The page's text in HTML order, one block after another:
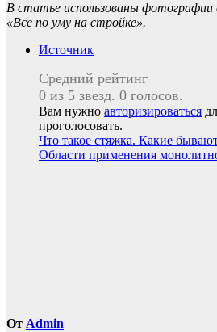
В статье использованы фотографии
«Все по уму на стройке».
Источник
Средний рейтинг
0 из 5 звезд. 0 голосов.
Вам нужно авторизироваться
проголосовать.
Навигация
по
Что такое стяжка. Какие
Области применения
От Admin